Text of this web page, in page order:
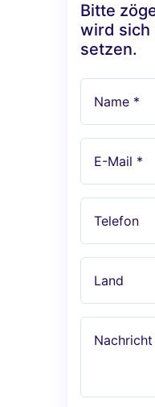
Bitte
wird sich
setzen.
Name *
E-Mail *
Telefon
Land